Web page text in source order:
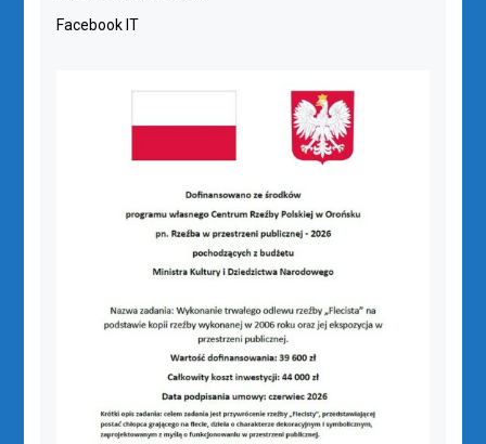
Facebook IT